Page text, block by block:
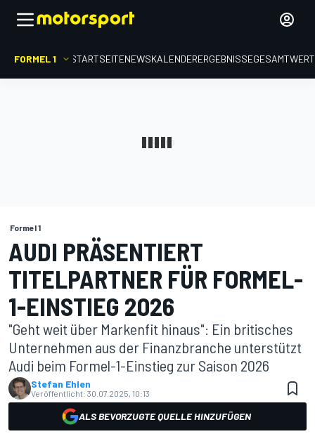
FORMEL 1 STARTSEITENEWSKALENDERERGEBNISSE
Formel 1
AUDI PRÄSENTIERT
TITELPARTNER FÜR FORMEL-
1-EINSTIEG 2026
"Geht weit über Markenfit hinaus": Ein britisches
Unternehmen aus der Finanzbranche unterstützt
Audi beim Formel-1-Einstieg zur Saison 2026
Stefan Ehlen
Veröffentlicht: 30.07.2025, 10:13
ALS BEVORZUGTE QUELLE HINZUFÜGEN